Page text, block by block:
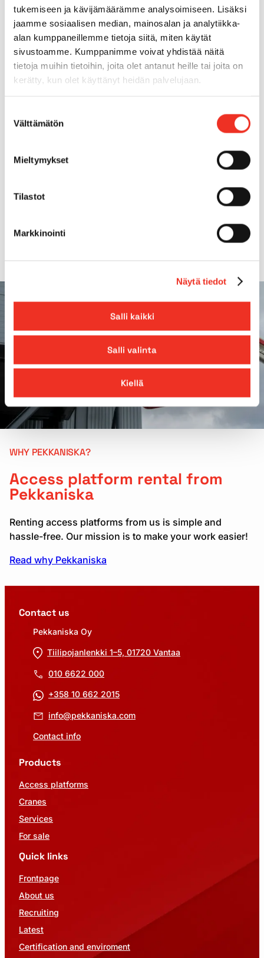
tukemiseen ja kävijämäärämme analysoimiseen. Lisäksi
jaamme sosiaalisen median, mainosalan ja analytiikka-
alan kumppaneillemme tietoja siitä, miten käytät
sivustoamme. Kumppanimme voivat yhdistää näitä
tietoja muihin tietoihin, joita olet antanut heille tai joita on
kerätty, kun olet käyttänyt heidän palvelujaan.
valinta
Välttämätön
Mieltymykset
Tilastot
Markkinointi
Näytä tiedot
Salli kaikki
Salli valinta
Kiellä
Indoor tyres Yes
Outdoor tyres Yes
4WD
Tilt
Gradeability
WHY PEKKANISKA?
Access platform rental from
Pekkaniska
Renting access platforms from us is simple and
hassle-free. Our mission is to make your work easier!
Read why Pekkaniska
Contact us
Pekkaniska Oy
Tiilipojanlenkki 1–5, 01720 Vantaa
010 6622 000
+358 10 662 2015
info@pekkaniska.com
Contact info
Products
Access platforms
Cranes
Services
For sale
Quick links
Frontpage
About us
Recruiting
Latest
Certification and enviroment